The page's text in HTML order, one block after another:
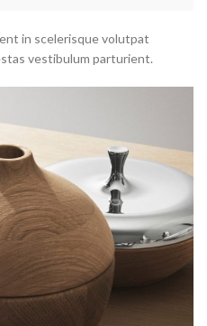
in scelerisque volutpat
vestibulum parturient.